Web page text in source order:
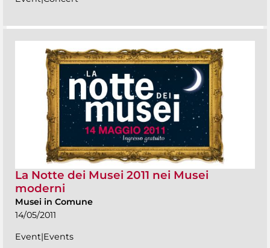
La Notte dei Musei 2011 nei Musei
moderni
Musei in Comune
14/05/2011
Event|Events